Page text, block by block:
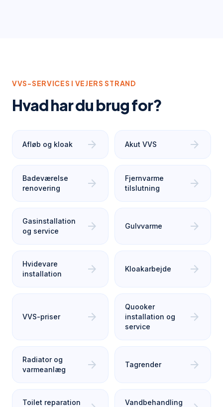
VVS-SERVICES I VEJERS STRAND
Hvad har du brug for?
Afløb og kloak arrow_forward Akut VVS arrow_forward
Badeværelse
renovering
arrow_forward
Fjernvarme
tilslutning
arrow_forward
Gasinstallation
og service
arrow_forward Gulvvarme arrow_forward
Hvidevare
installation
arrow_forward Kloakarbejde arrow_forward
VVS-priser arrow_forward
Quooker
installation og
service
arrow_forward
Radiator og
varmeanlæg
arrow_forward Tagrender arrow_forward
Toilet reparation Vandbehandling